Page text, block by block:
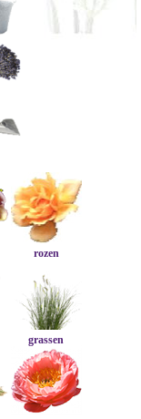
rozen
grassen